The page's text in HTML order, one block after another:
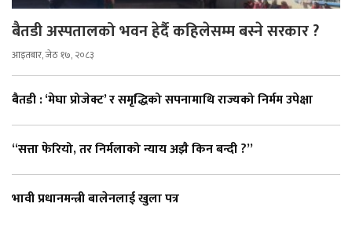
बैतडी अस्पतालको भवन हेर्दै कहिलेसम्म बस्ने सरकार ?
आइतबार, जेठ १७, २०८३
बैतडी : ‘मेघा प्रोजेक्ट’ र समृद्धिको सपनामाथि राज्यको निर्मम उपेक्षा
“सत्ता फेरियो, तर निर्मलाको न्याय अझै किन बन्दी ?”
भावी प्रधानमन्त्री बालेनलाई खुला पत्र